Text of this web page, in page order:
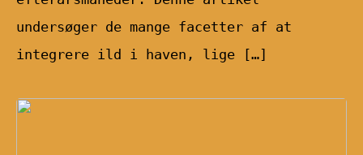
undersøger de mange facetter af at
integrere ild i haven, lige […]